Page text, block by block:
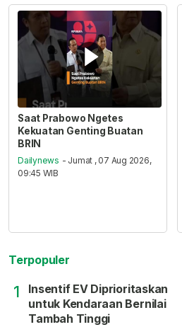
Saat Prabowo Ngetes
Kekuatan Genting Buatan
BRIN
Dailynews - Jumat , 07 Aug 2026,
09:45 WIB
Terpopuler
1
Insentif EV Diprioritaskan
untuk Kendaraan Bernilai
Tambah Tinggi